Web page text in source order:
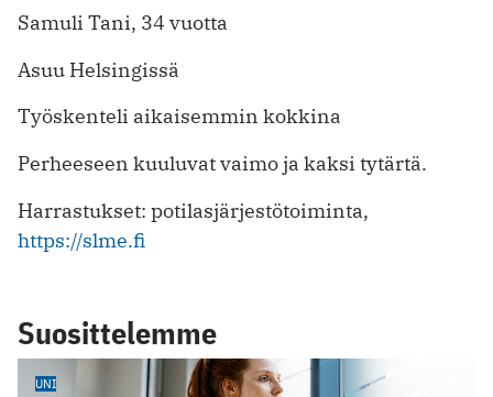
Samuli Tani, 34 vuotta
Asuu Helsingissä
Työskenteli aikaisemmin kokkina
Perheeseen kuuluvat vaimo ja kaksi tytärtä.
Harrastukset: potilasjärjestö­toiminta,
https://slme.fi
Suosittelemme
UNI